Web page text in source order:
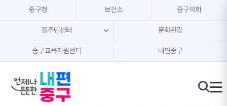
본문 내용 바로가기
주메뉴 바로가기
중구청 보건소 중구의회
동주민센터 문화관광
중구교육지원센터 내편중구